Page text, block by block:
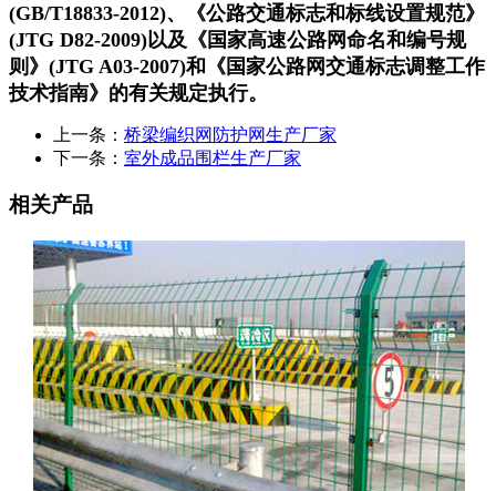
(GB/T18833-2012)、《公路交通标志和标线设置规范》
(JTG D82-2009)以及《国家高速公路网命名和编号规
则》(JTG A03-2007)和《国家公路网交通标志调整工作
技术指南》的有关规定执行。
上一条： 桥梁编织网防护网生产厂家
下一条： 室外成品围栏生产厂家
相关产品